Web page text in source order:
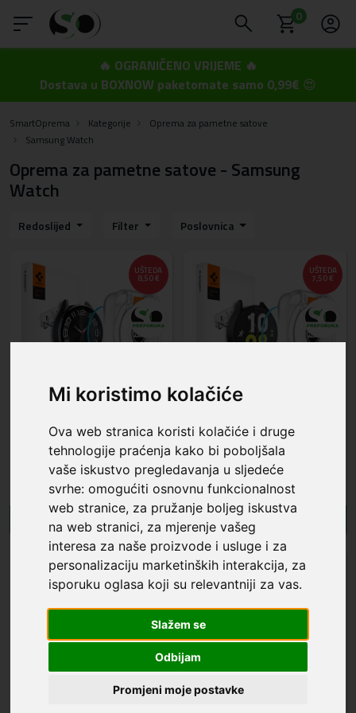
Mi koristimo kolačiće
Ova web stranica koristi kolačiće i druge
tehnologije praćenja kako bi poboljšala
vaše iskustvo pregledavanja u sljedeće
svrhe:omogućiti osnovnu funkcionalnost
web stranice, za pružanje boljeg iskustva
na web stranici, za mjerenje vašeg
interesa za naše proizvode i usluge i za
personalizaciju marketinških interakcija, za
isporuku oglasa koji su relevantniji za vas.
Slažem se
Odbijam
Promjeni moje postavke
0
🔥 OGRANIČENO VRIJEME 🔥
Dostava u BOXNOW paketomate samo 0,99€ 😍
SmartOprema Kategorije
Oprema za pametne satove
Samsung Watch
Oprema za pametne satove - Samsung
Watch
Redoslijed Filter Poslovnica
UŠTEDA
8,50 €
Posljednja 2 komada po
akcijskoj cijeni
SPIGEN 9H ”EZ FIT” Zaštitno
staklo za Samsung Galaxy
Watch 6 Classic (43mm)
AGL07067 - 2kom
11,49 € 19,99 €
U košaricu
UŠTEDA
7,50 €
Posljednja 2 komada po
akcijskoj cijeni
SPIGEN 9H ”EZ FIT” Zaštitno
staklo za Samsung Galaxy
Watch 6 Classic (44mm)
AGL06520 - 2kom
10,49 €
U košaricu